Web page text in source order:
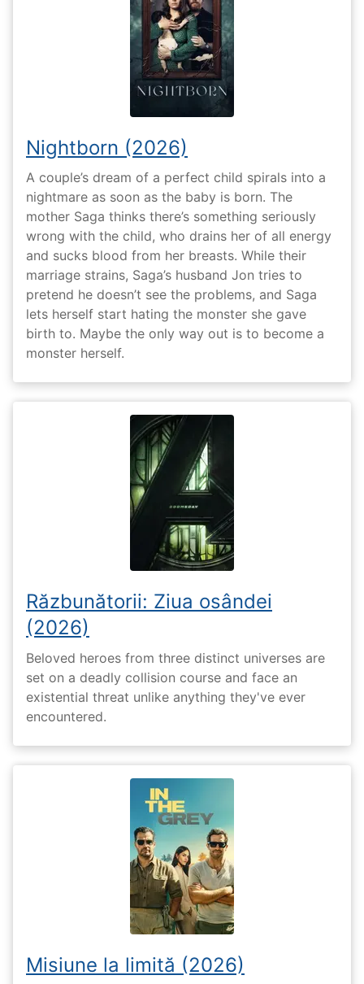
Nightborn (2026)
A couple’s dream of a perfect child spirals into a
nightmare as soon as the baby is born. The
mother Saga thinks there’s something seriously
wrong with the child, who drains her of all energy
and sucks blood from her breasts. While their
marriage strains, Saga’s husband Jon tries to
pretend he doesn’t see the problems, and Saga
lets herself start hating the monster she gave
birth to. Maybe the only way out is to become a
monster herself.
Răzbunătorii: Ziua osândei
(2026)
Beloved heroes from three distinct universes are
set on a deadly collision course and face an
existential threat unlike anything they've ever
encountered.
Misiune la limită (2026)